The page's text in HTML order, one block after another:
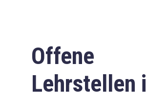
Offene
Lehrstellen